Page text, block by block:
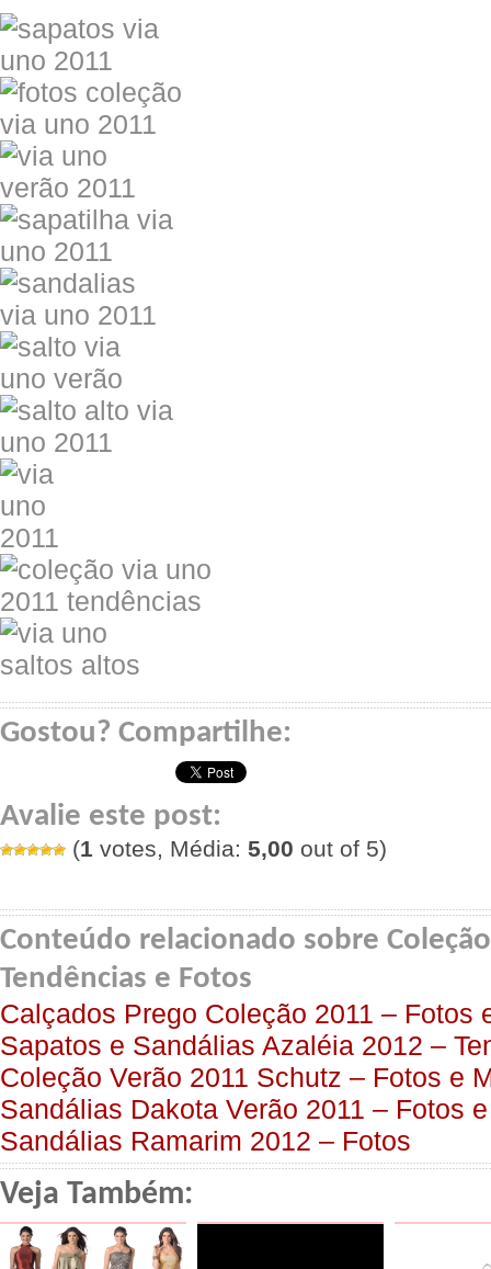
Gostou? Compartilhe:
Avalie este post:
(1 votes, Média: 5,00 out of 5)
Conteúdo relacionado sobre
Tendências e Fotos
Calçados Prego Coleção 2011 – Fotos
Sapatos e Sandálias Azaléia 2012 –
Coleção Verão 2011 Schutz – Fotos e
Sandálias Dakota Verão 2011 – Fotos
Sandálias Ramarim 2012 – Fotos
Veja Também: